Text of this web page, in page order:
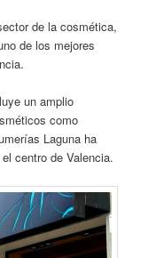
de la cosmética,
de los mejores
un amplio
como
Laguna ha
centro de Valencia.